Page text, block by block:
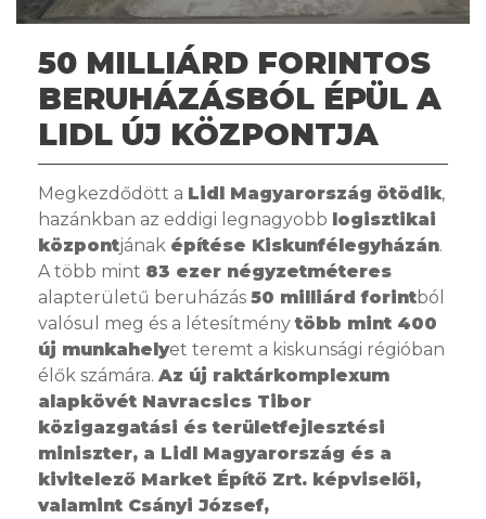
50 MILLIÁRD FORINTOS
BERUHÁZÁSBÓL ÉPÜL A
LIDL ÚJ KÖZPONTJA
Megkezdődött a Lidl Magyarország ötödik,
hazánkban az eddigi legnagyobb logisztikai
központjának építése Kiskunfélegyházán.
A több mint 83 ezer négyzetméteres
alapterületű beruházás 50 milliárd forintból
valósul meg és a létesítménytöbb mint 400
új munkahelyet teremt a kiskunsági régióban
élők számára. Az új raktárkomplexum
alapkövét Navracsics Tibor
közigazgatási és területfejlesztési
miniszter, a Lidl Magyarország és a
kivitelező Market Építő Zrt. képviselői,
valamint Csányi József,